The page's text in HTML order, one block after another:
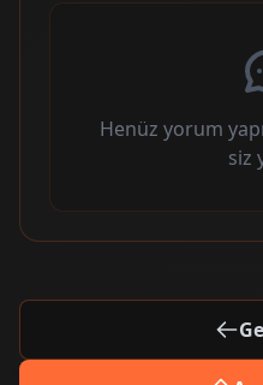
Henüz yorum
siz